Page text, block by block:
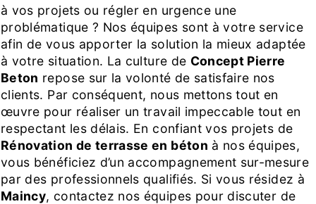
à vos projets ou régler en urgence une
problématique ? Nos équipes sont à votre service
afin de vous apporter la solution la mieux adaptée
à votre situation. La culture de Concept Pierre
Beton repose sur la volonté de satisfaire nos
clients. Par conséquent, nous mettons tout en
œuvre pour réaliser un travail impeccable tout en
respectant les délais. En confiant vos projets de
Rénovation de terrasse en béton à nos équipes,
vous bénéficiez d’un accompagnement sur-mesure
par des professionnels qualifiés. Si vous résidez à
Maincy, contactez nos équipes pour discuter de